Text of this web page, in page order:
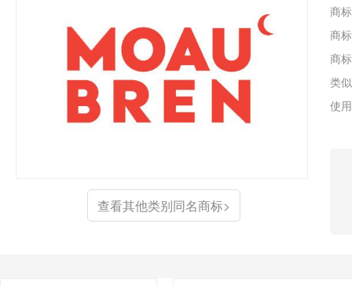
查看其他类别同名商标>
商
商
商
类
使
用户 S**4 购买 天***
用户 S**6 购买 七***
用户 S**9 购买 停***
用户 S**0 购买 V***